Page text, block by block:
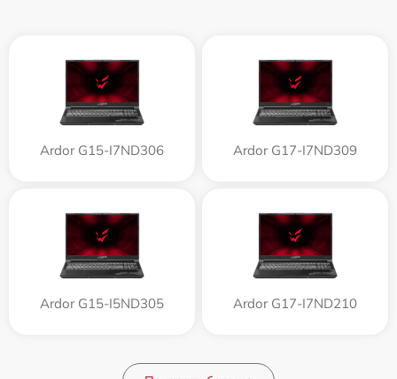
Ardor G15-I7ND306 Ardor G17-I7ND309
Ardor G15-I5ND305 Ardor G17-I7ND210